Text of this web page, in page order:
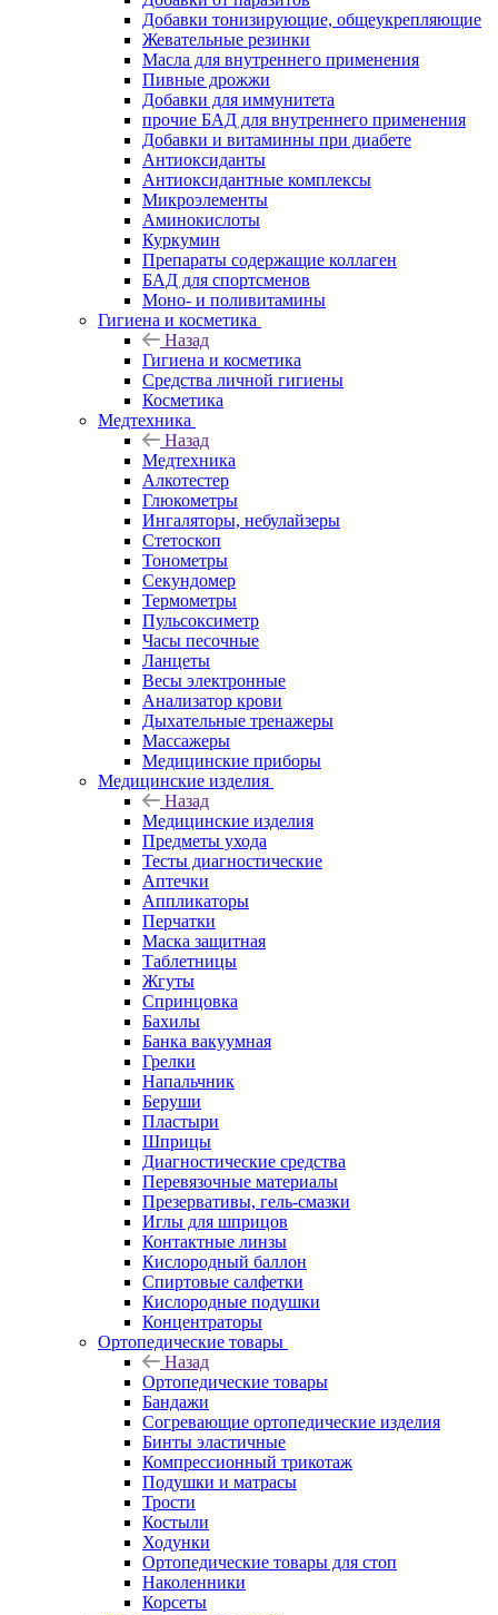
Добавки тонизирующие, общеукрепляющие
Жевательные резинки
Масла для внутреннего применения
Пивные дрожжи
Добавки для иммунитета
прочие БАД для внутреннего применения
Добавки и витаминны при диабете
Антиоксиданты
Антиоксидантные комплексы
Микроэлементы
Аминокислоты
Куркумин
Препараты содержащие коллаген
БАД для спортсменов
Моно- и поливитамины
Гигиена и косметика
Назад
Гигиена и косметика
Средства личной гигиены
Косметика
Медтехника
Назад
Медтехника
Алкотестер
Глюкометры
Ингаляторы, небулайзеры
Стетоскоп
Тонометры
Секундомер
Термометры
Пульсоксиметр
Часы песочные
Ланцеты
Весы электронные
Анализатор крови
Дыхательные тренажеры
Массажеры
Медицинские приборы
Медицинские изделия
Назад
Медицинские изделия
Предметы ухода
Тесты диагностические
Аптечки
Аппликаторы
Перчатки
Маска защитная
Таблетницы
Жгуты
Спринцовка
Бахилы
Банка вакуумная
Грелки
Напальчник
Беруши
Пластыри
Шприцы
Диагностические средства
Перевязочные материалы
Презервативы, гель-смазки
Иглы для шприцов
Контактные линзы
Кислородный баллон
Спиртовые салфетки
Кислородные подушки
Концентраторы
Ортопедические товары
Назад
Ортопедические товары
Бандажи
Согревающие ортопедические изделия
Бинты эластичные
Компрессионный трикотаж
Подушки и матрасы
Трости
Костыли
Ходунки
Ортопедические товары для стоп
Наколенники
Корсеты